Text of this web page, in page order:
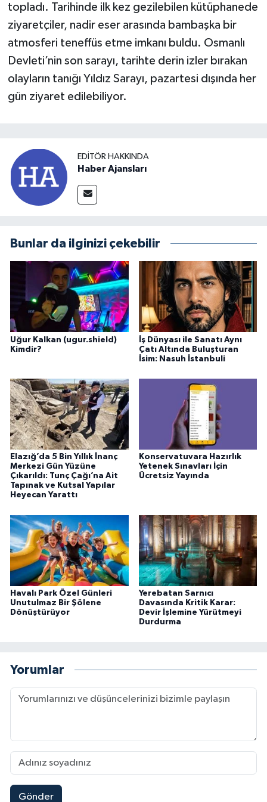
topladı. Tarihinde ilk kez gezilebilen kütüphanede
ziyaretçiler, nadir eser arasında bambaşka bir
atmosferi teneffüs etme imkanı buldu. Osmanlı
Devleti’nin son sarayı, tarihte derin izler bırakan
olayların tanığı Yıldız Sarayı, pazartesi dışında her
gün ziyaret edilebiliyor.
EDITÖR HAKKINDA
Haber Ajansları
Bunlar da ilginizi çekebilir
Uğur Kalkan (ugur.shield)
Kimdir?
İş Dünyası ile Sanatı Aynı
Çatı Altında Buluşturan
İsim: Nasuh İstanbuli
Elazığ’da 5 Bin Yıllık İnanç
Merkezi Gün Yüzüne
Çıkarıldı: Tunç Çağı’na Ait
Tapınak ve Kutsal Yapılar
Heyecan Yarattı
Konservatuvara Hazırlık
Yetenek Sınavları İçin
Ücretsiz Yayında
Havalı Park Özel Günleri
Unutulmaz Bir Şölene
Dönüştürüyor
Yerebatan Sarnıcı
Davasında Kritik Karar:
Devir İşlemine Yürütmeyi
Durdurma
Yorumlar
Gönder